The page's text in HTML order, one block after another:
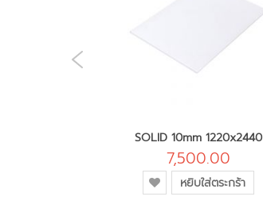
PREVIOUS
SOLID 10mm 1220x2440
7,500.00
เพิ่ม
หยิบใส่ตระกร้า